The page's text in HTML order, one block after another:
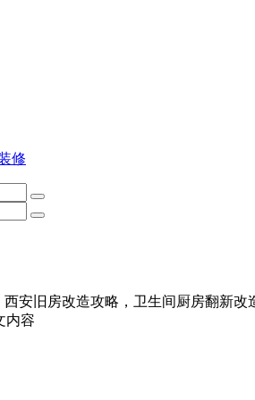
修
西安旧房改造攻略，卫生间厨房翻新改
内容